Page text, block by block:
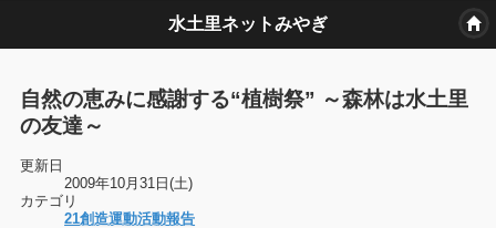
水土里ネットみやぎ
自然の恵みに感謝する“植樹祭” ～森林は水土里
の友達～
更新日
2009年10月31日(土)
カテゴリ
21創造運動活動報告